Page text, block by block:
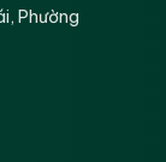
Phường